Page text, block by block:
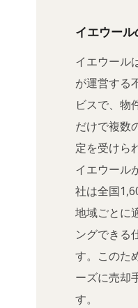
イエウー
イエウール
が運営する
ビスで、物
だけで複数
定を受けら
イエウール
社は全国
地域ごとに
ングできる
す。このた
ーズに売却
す。